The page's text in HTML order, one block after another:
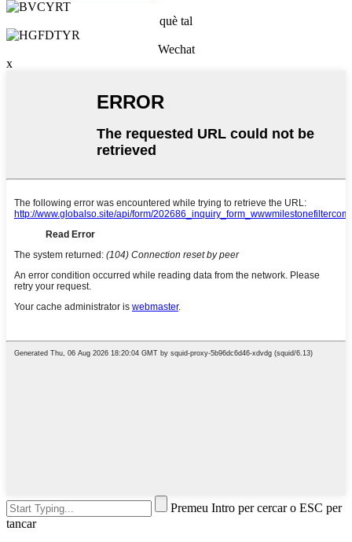
què tal
Wechat
x
Premeu Intro per cercar o ESC per
tancar